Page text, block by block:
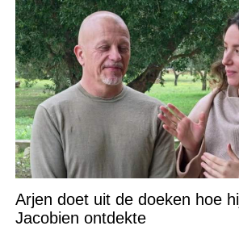
Arjen doet uit de doeken hoe
Jacobien ontdekte